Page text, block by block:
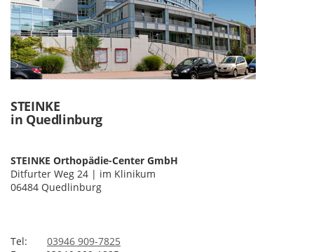
STEINKE
in Quedlinburg
STEINKE Orthopädie-Center GmbH
Ditfurter Weg 24 | im Klinikum
06484 Quedlinburg
Tel: 03946 909-7825